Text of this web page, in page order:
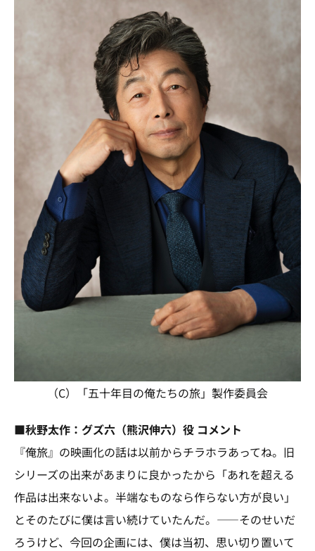
（C）「五十年目の俺たちの旅」製作委員会
■秋野太作：グズ六（熊沢伸六）役 コメント
『俺旅』の映画化の話は以前からチラホラあってね。旧
シリーズの出来があまりに良かったから「あれを超える
作品は出来ないよ。半端なものなら作らない方が良い」
とそのたびに僕は言い続けていたんだ。――そのせいだ
ろうけど、今回の企画には、僕は当初、思い切り置いて